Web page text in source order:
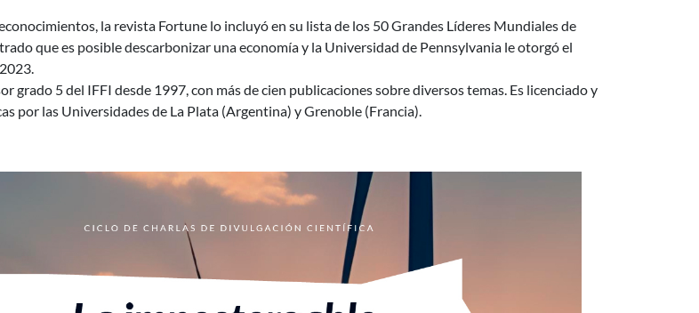
la revista Fortune lo incluyó en su lista de los 50 Grandes Líderes Mundiales de
que es posible descarbonizar una economía y la Universidad de Pennsylvania le otorgó el
grado 5 del IFFI desde 1997, con más de cien publicaciones sobre diversos temas. Es licenciado y
por las Universidades de La Plata (Argentina) y Grenoble (Francia).